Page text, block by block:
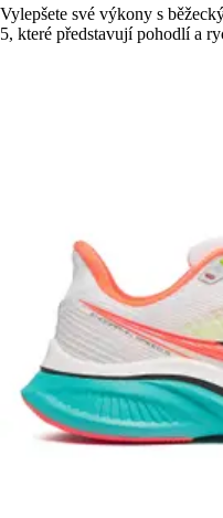
Vylepšete své výkony s
5, které představují pohodlí a